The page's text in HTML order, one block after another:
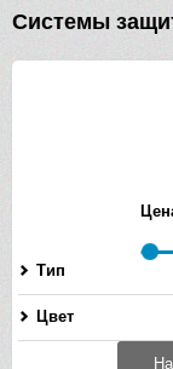
Системы
Тип
Цвет